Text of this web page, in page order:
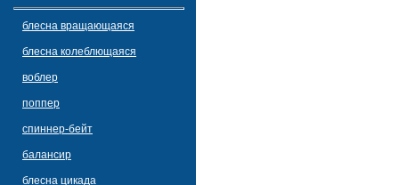
блесна вращающаяся
блесна колеблющаяся
воблер
поппер
спиннер-бейт
балансир
блесна цикада